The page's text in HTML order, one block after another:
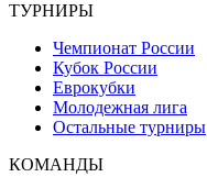
ТУРНИРЫ
Чемпионат России
Кубок России
Еврокубки
Молодежная лига
Остальные турниры
КОМАНДЫ